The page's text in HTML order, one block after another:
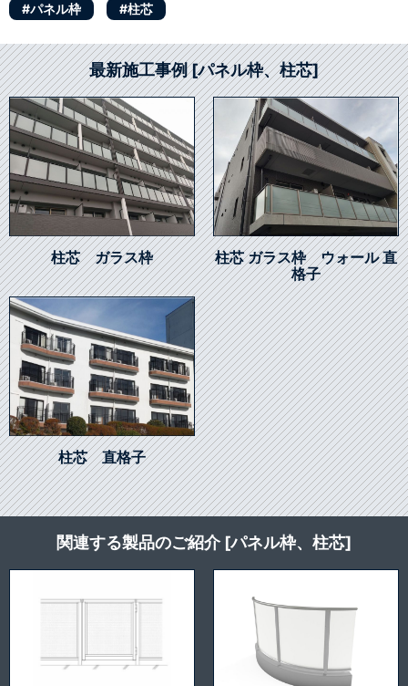
#パネル枠 #柱芯
最新施工事例 [パネル枠、柱芯]
柱芯 ガラス枠
柱芯 ガラス枠 ウォール 直
格子
柱芯 直格子
関連する製品のご紹介 [パネル枠、柱芯]